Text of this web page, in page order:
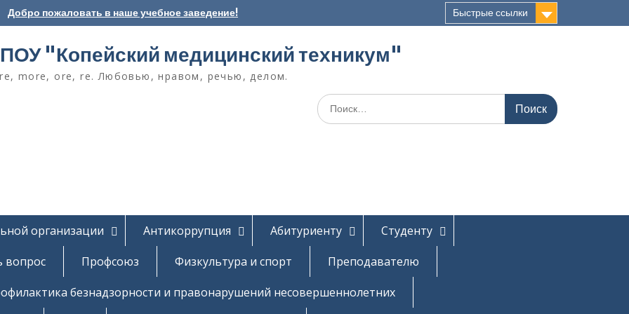
Добро пожаловать в наше учебное заведение! Быстрые ссылки
"Копейский медицинский техникум"
more, ore, re. Любовью, нравом, речью, делом.
Поиск
по:
организации Антикоррупция Абитуриенту
Студенту
вопрос Профсоюз Физкультура и спорт
Преподавателю
безнадзорности и правонарушений несовершеннолетних